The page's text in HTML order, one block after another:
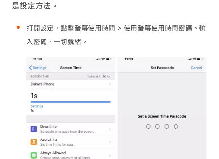
是設定方法。
打開設定，點擊螢幕使用時間 > 使用螢幕使用時間密碼。輸
入密碼，一切就緒。